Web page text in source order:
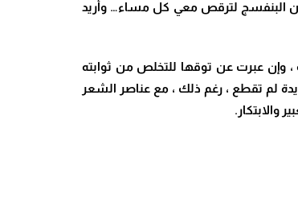
من البنفسج لترقص معي كل مساء… وأريد
، وإن عبرت عن توقها للتخلص من ثوابته
تمثل في خلق أشكال تعبيرية جديدة لم تقطع ، رغم ذلك ، مع عناصر الشعر
والابتكار.